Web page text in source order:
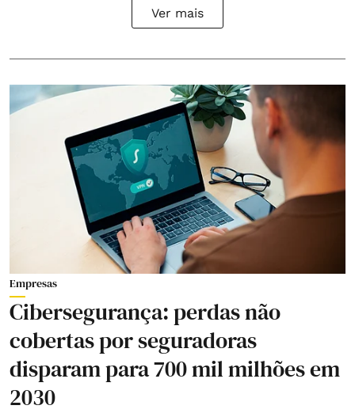
Ver mais
Empresas
Cibersegurança: perdas não
cobertas por seguradoras
disparam para 700 mil milhões em
2030